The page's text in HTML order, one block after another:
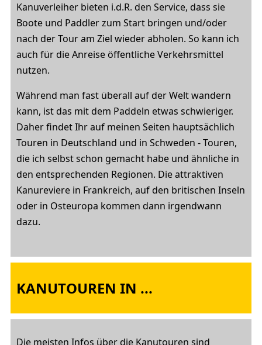
Kanuverleiher bieten i.d.R. den Service, dass sie
Boote und Paddler zum Start bringen und/oder
nach der Tour am Ziel wieder abholen. So kann ich
auch für die Anreise öffentliche Verkehrsmittel
nutzen.
Während man fast überall auf der Welt wandern
kann, ist das mit dem Paddeln etwas schwieriger.
Daher findet Ihr auf meinen Seiten hauptsächlich
Touren in Deutschland und in Schweden - Touren,
die ich selbst schon gemacht habe und ähnliche in
den entsprechenden Regionen. Die attraktiven
Kanureviere in Frankreich, auf den britischen Inseln
oder in Osteuropa kommen dann irgendwann
dazu.
KANUTOUREN IN ...
Die meisten Infos über die Kanutouren sind